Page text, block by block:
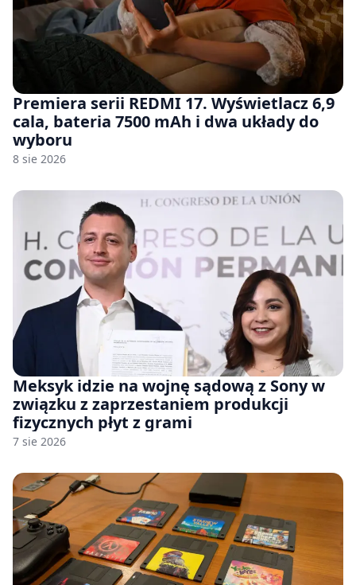
Premiera serii REDMI 17. Wyświetlacz 6,9
cala, bateria 7500 mAh i dwa układy do
wyboru
8 sie 2026
Meksyk idzie na wojnę sądową z Sony w
związku z zaprzestaniem produkcji
fizycznych płyt z grami
7 sie 2026